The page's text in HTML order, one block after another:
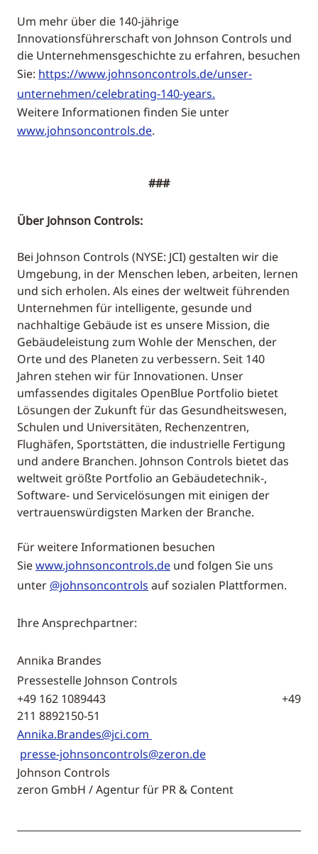
Um mehr über die 140-jährige
Innovationsführerschaft von Johnson Controls und
die Unternehmensgeschichte zu erfahren, besuchen
Sie: https://www.johnsoncontrols.de/unser-
unternehmen/celebrating-140-years.
Weitere Informationen finden Sie unter
www.johnsoncontrols.de.
###
Über Johnson Controls:
Bei Johnson Controls (NYSE: JCI) gestalten wir die
Umgebung, in der Menschen leben, arbeiten, lernen
und sich erholen. Als eines der weltweit führenden
Unternehmen für intelligente, gesunde und
nachhaltige Gebäude ist es unsere Mission, die
Gebäudeleistung zum Wohle der Menschen, der
Orte und des Planeten zu verbessern. Seit 140
Jahren stehen wir für Innovationen. Unser
umfassendes digitales OpenBlue Portfolio bietet
Lösungen der Zukunft für das Gesundheitswesen,
Schulen und Universitäten, Rechenzentren,
Flughäfen, Sportstätten, die industrielle Fertigung
und andere Branchen. Johnson Controls bietet das
weltweit größte Portfolio an Gebäudetechnik-,
Software- und Servicelösungen mit einigen der
vertrauenswürdigsten Marken der Branche.
Für weitere Informationen besuchen
Siewww.johnsoncontrols.de und folgen Sie uns
unter @johnsoncontrols auf sozialen Plattformen.
Ihre Ansprechpartner:
Annika Brandes
Pressestelle Johnson Controls
+49 162 1089443 +49
211 8892150-51
Annika.Brandes@jci.com
presse-johnsoncontrols@zeron.de
Johnson Controls
zeron GmbH / Agentur für PR & Content